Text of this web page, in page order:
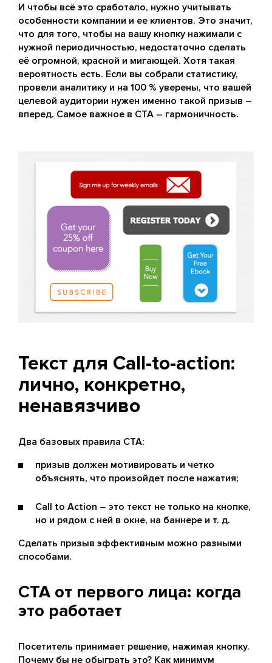
И чтобы всё это сработало, нужно учитывать
особенности компании и ее клиентов. Это значит,
что для того, чтобы на вашу кнопку нажимали с
нужной периодичностью, недостаточно сделать
её огромной, красной и мигающей. Хотя такая
вероятность есть. Если вы собрали статистику,
провели аналитику и на 100 % уверены, что вашей
целевой аудитории нужен именно такой призыв –
вперед. Самое важное в CTA – гармоничность.
Текст для Call-to-action:
лично, конкретно,
ненавязчиво
Два базовых правила CTA:
призыв должен мотивировать и четко
объяснять, что произойдет после нажатия;
Call to Action – это текст не только на кнопке,
но и рядом с ней в окне, на баннере и т. д.
Сделать призыв эффективным можно разными
способами.
CTA от первого лица: когда
это работает
Посетитель принимает решение, нажимая кнопку.
Почему бы не обыграть это? Как минимум